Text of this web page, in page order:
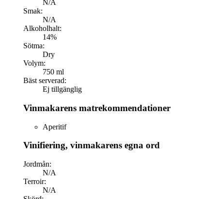
N/A
Smak:
N/A
Alkoholhalt:
14%
Sötma:
Dry
Volym:
750 ml
Bäst serverad:
Ej tillgänglig
Vinmakarens matrekommendationer
Aperitif
Vinifiering, vinmakarens egna ord
Jordmån:
N/A
Terroir:
N/A